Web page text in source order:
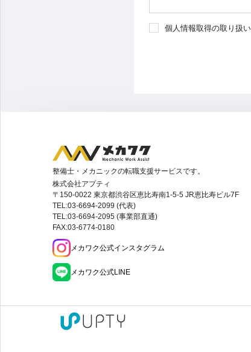
個人情報取得の取り扱
整備士・メカニックの転職支援サービスです。
株式会社アプティ
〒150-0022 東京都渋谷区恵比寿南1-5-5 JR恵比寿ビル7F
TEL:03-6694-2099 (代表)
TEL:03-6694-2095 (事業部直通)
FAX:03-6774-0180
メカワク公式インスタグラム
メカワク公式LINE